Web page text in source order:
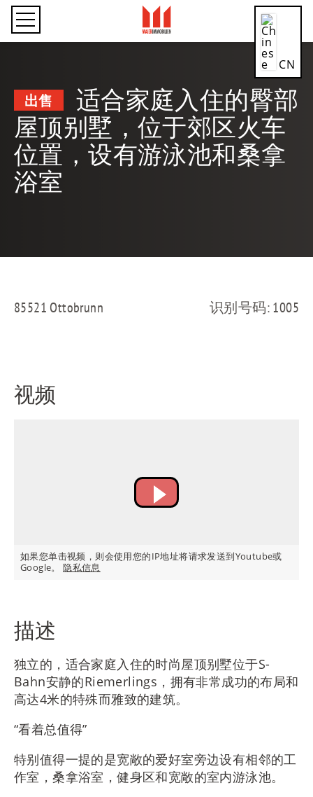
CN
DE
EN
出售
适合家庭入住的臀部
屋顶别墅，位于郊区火车
位置，设有游泳池和桑拿
浴室
85521 Ottobrunn 识别号码: 1005
视频
如果您单击视频，则会使用您的IP地址将请求发送到Youtube或
Google。隐私信息
描述
独立的，适合家庭入住的时尚屋顶别墅位于S-
Bahn安静的Riemerlings，拥有非常成功的布局和
高达4米的特殊而雅致的建筑。
“看着总值得”
特别值得一提的是宽敞的爱好室旁边设有相邻的工
作室，桑拿浴室，健身区和宽敞的室内游泳池。